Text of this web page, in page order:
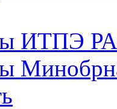
ИТПЭ